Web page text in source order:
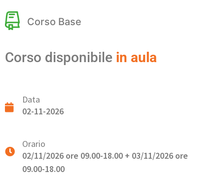
Corso Base
Corso disponibile in aula
Data
02-11-2026
Orario
02/11/2026 ore 09.00-18.00 + 03/11/2026 ore
09.00-18.00